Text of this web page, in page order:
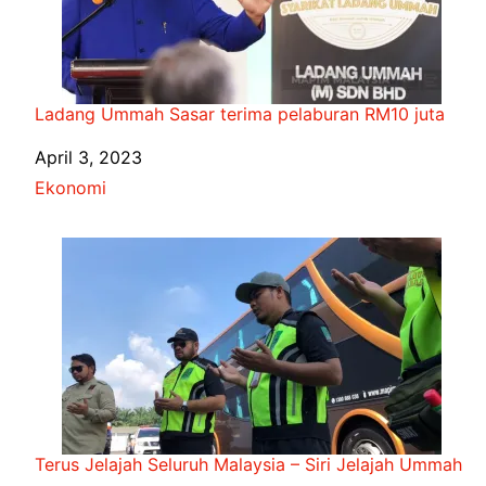
Ladang Ummah Sasar terima pelaburan RM10 juta
Date
April 3, 2023
In relation to
Ekonomi
Terus Jelajah Seluruh Malaysia – Siri Jelajah Ummah